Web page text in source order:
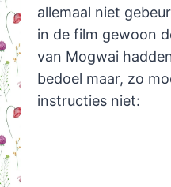
allemaal niet
in de film gewoon
van Mogwai
bedoel maar, zo
instructies niet: